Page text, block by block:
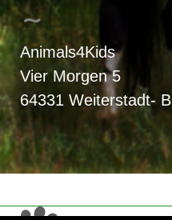
Animals4Kids
Vier Morgen 5
64331 Weiterstadt-